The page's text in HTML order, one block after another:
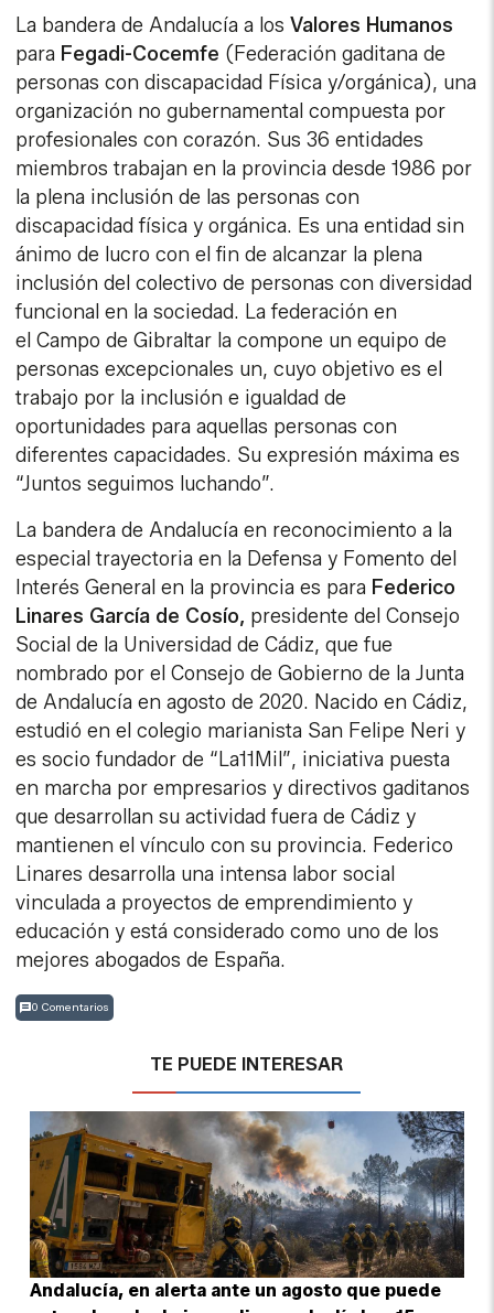
La bandera de Andalucía a losValores Humanos
para Fegadi-Cocemfe (Federación gaditana de
personas con discapacidad Física y/orgánica), una
organización no gubernamental compuesta por
profesionales con corazón. Sus 36 entidades
miembros trabajan en la provincia desde 1986 por
la plena inclusión de las personas con
discapacidad física y orgánica. Es una entidad sin
ánimo de lucro con el fin de alcanzar la plena
inclusión del colectivo de personas con diversidad
funcional en la sociedad. La federación en
el Campo de Gibraltar la compone un equipo de
personas excepcionales un, cuyo objetivo es el
trabajo por la inclusión e igualdad de
oportunidades para aquellas personas con
diferentes capacidades. Su expresión máxima es
“Juntos seguimos luchando”.
La bandera de Andalucía en reconocimiento a la
especial trayectoria en la Defensa y Fomento del
Interés General en la provincia es para Federico
Linares García de Cosío, presidente del Consejo
Social de la Universidad de Cádiz, que fue
nombrado por el Consejo de Gobierno de la Junta
de Andalucía en agosto de 2020. Nacido en Cádiz,
estudió en el colegio marianista San Felipe Neri y
es socio fundador de “La11Mil”, iniciativa puesta
en marcha por empresarios y directivos gaditanos
que desarrollan su actividad fuera de Cádiz y
mantienen el vínculo con su provincia. Federico
Linares desarrolla una intensa labor social
vinculada a proyectos de emprendimiento y
educación y está considerado como uno de los
mejores abogados de España.
0 Comentarios
TE PUEDE INTERESAR
Andalucía, en alerta ante un agosto que puede